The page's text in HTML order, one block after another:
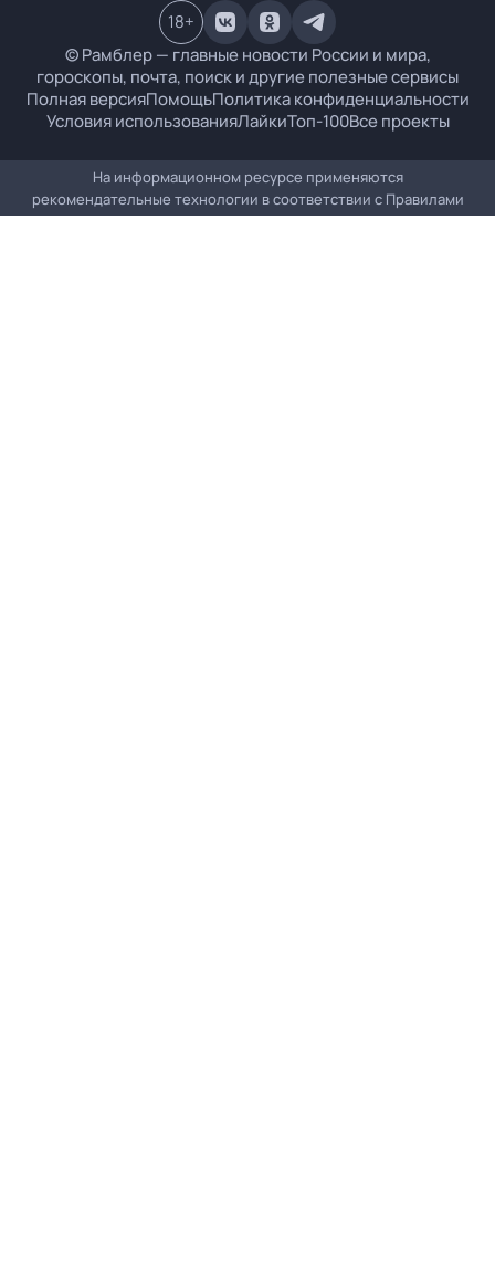
© Рамблер — главные новости России и мира,
гороскопы, почта, поиск и другие полезные сервисы
Полная версияПомощьПолитика конфиденциальности
Условия использованияЛайкиТоп-100Все проекты
18+
На информационном ресурсе применяются
рекомендательные технологии в соответствии с Правилами